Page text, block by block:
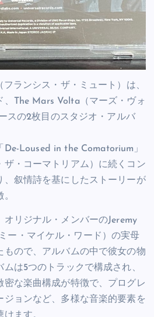
フランシス・ザ・ミュート）は、
、The Mars Volta（マーズ・ヴォ
スの2枚目のスタジオ・アルバ
De-Loused in the Comatorium」
ザ・コーマトリアム）に続くコン
、叙情詩を基にしたストーリーが
オリジナル・メンバーのJeremy
ー・マイケル・ワード）の実母
もので、アルバムの中で彼女の物
は5つのトラックで構成され、
密な楽曲構成が特徴で、プログレ
ジョンなど、多様な音楽的要素を